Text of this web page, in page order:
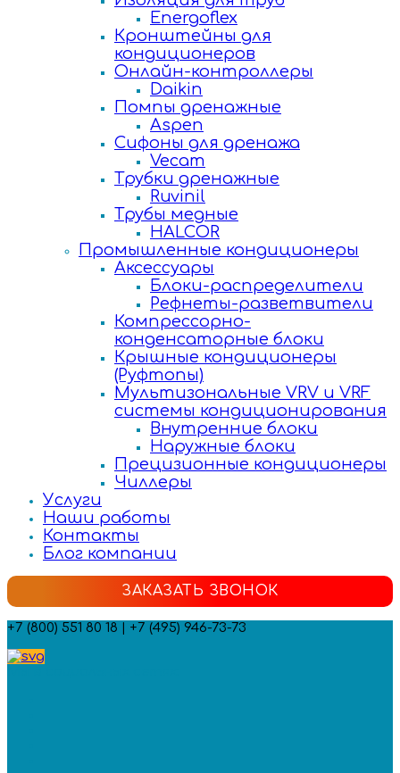
Energoflex
Кронштейны для
кондиционеров
Онлайн-контроллеры
Daikin
Помпы дренажные
Aspen
Сифоны для дренажа
Vecam
Трубки дренажные
Ruvinil
Трубы медные
HALCOR
Промышленные кондиционеры
Аксессуары
Блоки-распределители
Рефнеты-разветвители
Компрессорно-
конденсаторные блоки
Крышные кондиционеры
(Руфтопы)
Мультизональные VRV и VRF
системы кондиционирования
Внутренние блоки
Наружные блоки
Прецизионные кондиционеры
Чиллеры
Услуги
Наши работы
Контакты
Блог компании
ЗАКАЗАТЬ ЗВОНОК
+7 (800) 551 80 18 | +7 (495) 946-73-73